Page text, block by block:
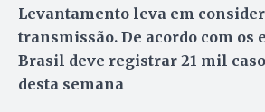
Levantamento leva em
transmissão. De acordo com os
Brasil deve registrar 21 mil
desta semana